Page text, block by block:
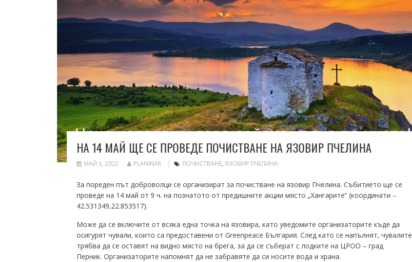
НА 14 МАЙ ЩЕ СЕ ПРОВЕДЕ ПОЧИСТВАНЕ НА ЯЗОВИР ПЧЕЛИНА
МАЙ 3, 2022 PLANINAR ПОЧИСТВАНЕ, ЯЗОВИР ПЧЕЛИНА
За пореден път доброволци се организират за почистване на язовир Пчелина. Събитието ще се
проведе на 14 май от 9 ч. на познатото от предишните акции място „Хангарите“ (координати –
42.531349,22.853517).
Може да се включите от всяка една точка на язовира, като уведомите организаторите къде да
осигурят чували, които са предоставени от Greenpeace България. След като се напълнят, чувалите
трябва да се оставят на видно място на брега, за да се съберат с лодките на ЦРОО – град
Перник. Организаторите напомнят да не забравяте да си носите вода и храна.